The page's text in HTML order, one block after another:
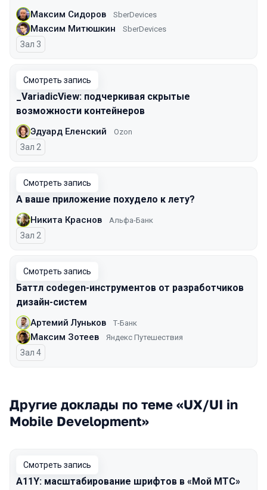
Максим Сидоров SberDevices
Максим Митюшкин SberDevices
Зал 3
Смотреть запись
_VariadicView: подчеркивая скрытые
возможности контейнеров
Эдуард Еленский Ozon
Зал 2
Смотреть запись
А ваше приложение похудело к лету?
Никита Краснов Альфа-Банк
Зал 2
Смотреть запись
Баттл codegen-инструментов от разработчиков
дизайн-систем
Артемий Луньков Т-Банк
Максим Зотеев Яндекс Путешествия
Зал 4
Другие доклады по теме «UX/UI in
Mobile Development»
Смотреть запись
A11Y: масштабирование шрифтов в «Мой МТС»